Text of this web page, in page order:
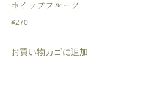
ホイップフルーツ
¥270
お買い物カゴに追加